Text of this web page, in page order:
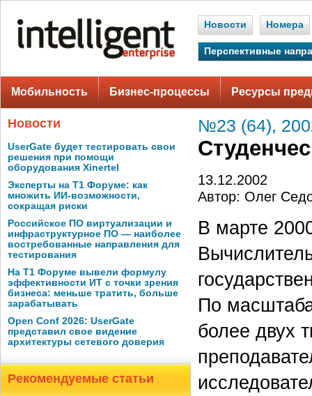
Новости Номера
Перспективные
Мобильность Бизнес-процессы Ресурсы
Новости
UserGate будет тестировать свои
решения при помощи
оборудования Xinertel
Эксперты на Т1 Форуме: как
множить ИИ-возможности,
сокращая риски
Российское ПО виртуализации и
инфраструктурное ПО — наиболее
востребованные направления для
тестирования
На Т1 Форуме вывели формулу
эффективности ИТ с точки зрения
бизнеса: меньше тратить, больше
зарабатывать
Open Conf 2026: UserGate
представил свое видение
архитектуры сетевого доверия
Рекомендуемые статьи
№23 (64),
13.12.2002
Автор: Олег
В марте
По
более двух